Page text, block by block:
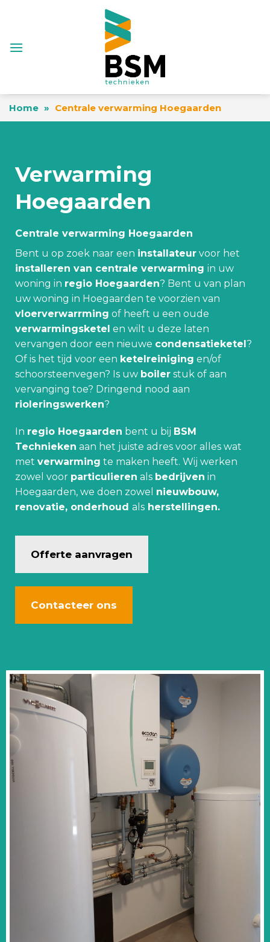
Home » Centrale verwarming Hoegaarden
Verwarming
Hoegaarden
Centrale verwarming Hoegaarden
Bent u op zoek naar een installateur voor het
installeren van centrale verwarming in uw
woning in regio Hoegaarden? Bent u van plan
uw woning in Hoegaarden te voorzien van
vloerverwarrming of heeft u een oude
verwarmingsketel en wilt u deze laten
vervangen door een nieuwe condensatieketel?
Of is het tijd voor een ketelreiniging en/of
schoorsteenvegen? Is uw boiler stuk of aan
vervanging toe? Dringend nood aan
rioleringswerken?
In regio Hoegaarden bent u bij BSM
Technieken aan het juiste adres voor alles wat
met verwarming te maken heeft. Wij werken
zowel voor particulieren als bedrijven in
Hoegaarden, we doen zowel nieuwbouw,
renovatie, onderhoud als herstellingen.
Offerte aanvragen
Contacteer ons